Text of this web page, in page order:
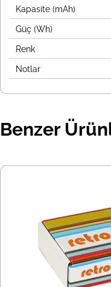
Kapasite (mAh)
Güç (Wh)
Renk
Notlar
Benzer